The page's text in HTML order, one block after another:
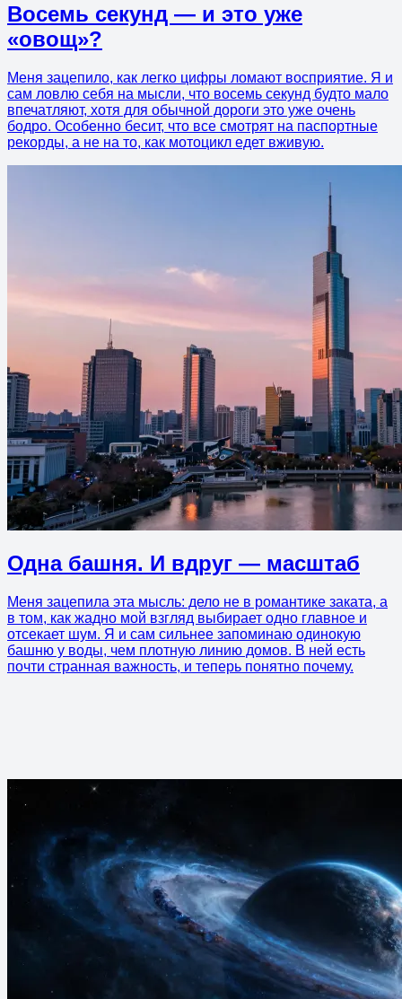
Восемь секунд — и это уже
«овощ»?
Меня зацепило, как легко цифры ломают восприятие. Я и
сам ловлю себя на мысли, что восемь секунд будто мало
впечатляют, хотя для обычной дороги это уже очень
бодро. Особенно бесит, что все смотрят на паспортные
рекорды, а не на то, как мотоцикл едет вживую.
Одна башня. И вдруг — масштаб
Меня зацепила эта мысль: дело не в романтике заката, а
в том, как жадно мой взгляд выбирает одно главное и
отсекает шум. Я и сам сильнее запоминаю одинокую
башню у воды, чем плотную линию домов. В ней есть
почти странная важность, и теперь понятно почему.